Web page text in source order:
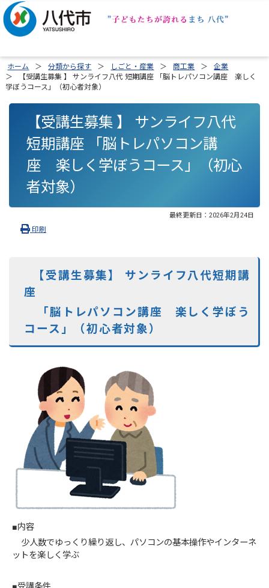
ホーム 分類から探す しごと・産業 商工業
企業
【受講生募集 】 サンライフ八代 短期講座 「脳トレパソコン講座 楽しく
学ぼうコース」（初心者対象）
【受講生募集 】 サンライフ八代
短期講座 「脳トレパソコン講
座 楽しく学ぼうコース」（初心
者対象）
最終更新日： 2026年2月24日
印刷
【受講生募集】 サンライフ八代短期講
座
「脳トレパソコン講座 楽しく学ぼう
コース」（初心者対象）
■内容
少人数でゆっくり繰り返し、パソコンの基本操作やインターネ
ットを楽しく学ぶ